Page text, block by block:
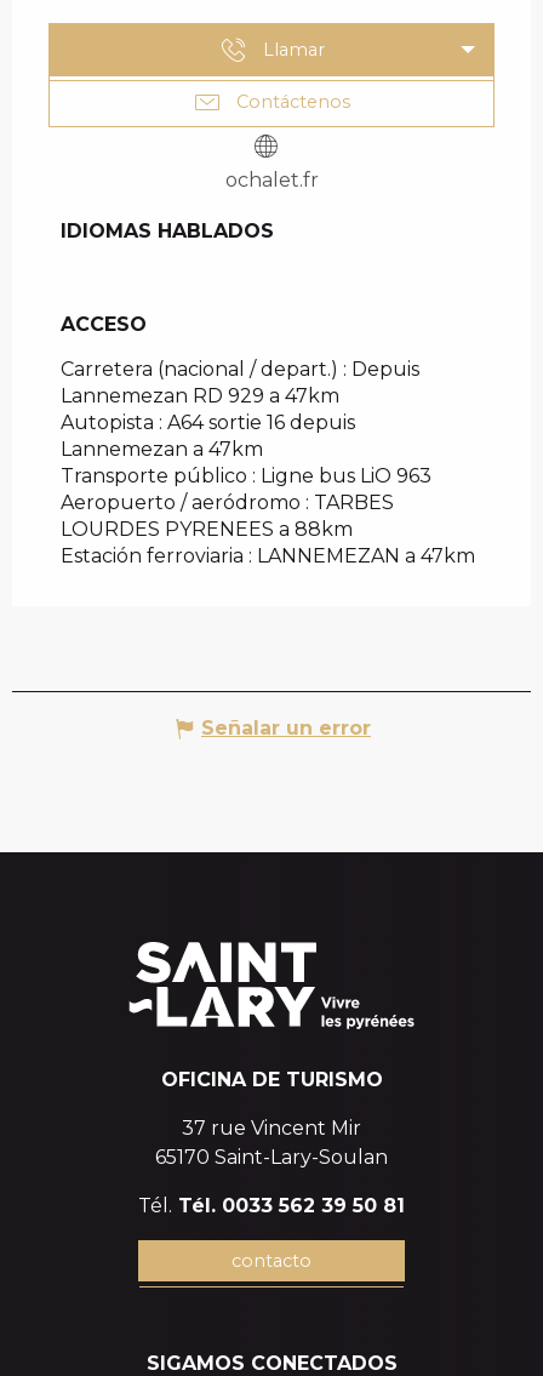
Llamar
Contáctenos
ochalet.fr
IDIOMAS HABLADOS
IDIOMAS HABLADOS
ACCESO
ACCESO
Carretera (nacional / depart.) : Depuis
Lannemezan RD 929 a 47km
Autopista : A64 sortie 16 depuis
Lannemezan a 47km
Transporte público : Ligne bus LiO 963
Aeropuerto / aeródromo : TARBES
LOURDES PYRENEES a 88km
Estación ferroviaria : LANNEMEZAN a 47km
Señalar un error
OFICINA DE TURISMO
37 rue Vincent Mir
65170 Saint-Lary-Soulan
Tél. Tél. 0033 562 39 50 81
contacto
SIGAMOS CONECTADOS